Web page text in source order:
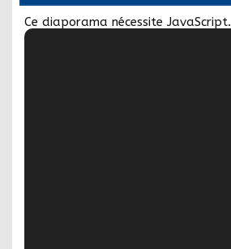
Ce diaporama nécessite JavaScript.